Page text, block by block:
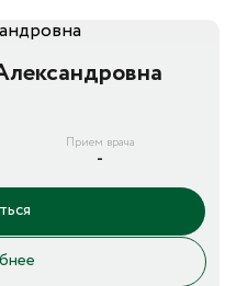
Прием врача
-